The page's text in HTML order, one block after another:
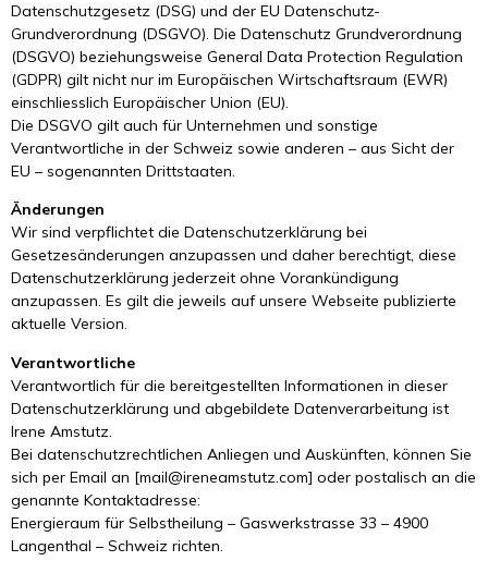
Datenschutzgesetz (DSG) und der EU Datenschutz-
Grundverordnung (DSGVO). Die Datenschutz Grundverordnung
(DSGVO) beziehungsweise General Data Protection Regulation
(GDPR) gilt nicht nur im Europäischen Wirtschaftsraum (EWR)
einschliesslich Europäischer Union (EU).
Die DSGVO gilt auch für Unternehmen und sonstige
Verantwortliche in der Schweiz sowie anderen – aus Sicht der
EU – sogenannten Drittstaaten.
Änderungen
Wir sind verpflichtet die Datenschutzerklärung bei
Gesetzesänderungen anzupassen und daher berechtigt, diese
Datenschutzerklärung jederzeit ohne Vorankündigung
anzupassen. Es gilt die jeweils auf unsere Webseite publizierte
aktuelle Version.
Verantwortliche
Verantwortlich für die bereitgestellten Informationen in dieser
Datenschutzerklärung und abgebildete Datenverarbeitung ist
Irene Amstutz.
Bei datenschutzrechtlichen Anliegen und Auskünften, können Sie
sich per Email an [mail@ireneamstutz.com] oder postalisch an die
genannte Kontaktadresse:
Energieraum für Selbstheilung – Gaswerkstrasse 33 – 4900
Langenthal – Schweiz richten.